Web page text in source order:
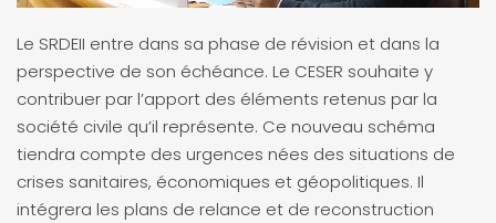
Le SRDEII entre dans sa phase de révision et dans la
perspective de son échéance. Le CESER souhaite y
contribuer par l’apport des éléments retenus par la
société civile qu’il représente. Ce nouveau schéma
tiendra compte des urgences nées des situations de
crises sanitaires, économiques et géopolitiques. Il
intégrera les plans de relance et de reconstruction